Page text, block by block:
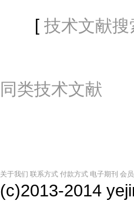
[ 技术文献搜
同类技术文献
关于我们 联系方式 付款方式 电子期刊 会
(c)2013-2014